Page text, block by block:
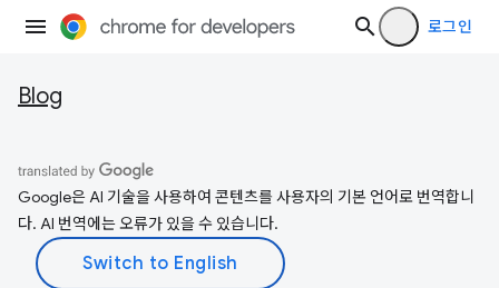
로그인
Blog
Google은 AI 기술을 사용하여 콘텐츠를 사용자의 기본 언어로 번역합니
다. AI 번역에는 오류가 있을 수 있습니다.